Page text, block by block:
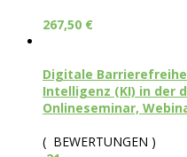
267,50 €
Digitale
Intelligenz (KI) in der
Onlineseminar,
( BEWERTUNGEN )